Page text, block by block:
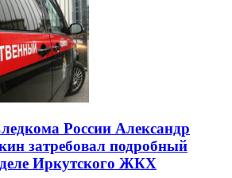
России Александр
затребовал подробный
деле Иркутского ЖКХ